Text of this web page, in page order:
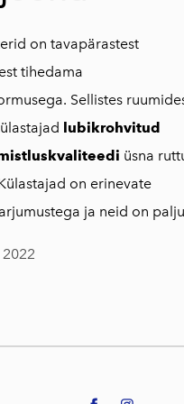
on tavapärastest
tihedama
Sellistes
lubikrohvitud
üsna
on erinevate
ja neid on